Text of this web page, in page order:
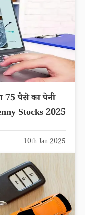
75 पैसे का पेनी
Stocks 2025
10th Jan 2025